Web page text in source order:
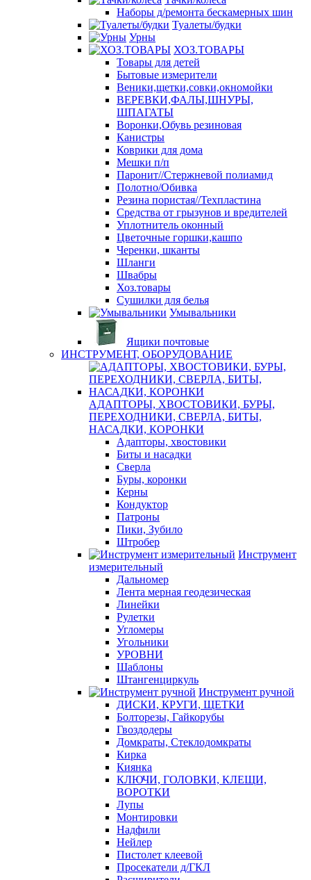
Наборы д/ремонта бескамерных шин
Туалеты/будки
Урны
ХОЗ.ТОВАРЫ
Товары для детей
Бытовые измерители
Веники,щетки,совки,окномойки
ВЕРЕВКИ,ФАЛЫ,ШНУРЫ,
ШПАГАТЫ
Воронки,Обувь резиновая
Канистры
Коврики для дома
Мешки п/п
Паронит//Стержневой полиамид
Полотно/Обивка
Резина пористая//Техпластина
Средства от грызунов и вредителей
Уплотнитель оконный
Цветочные горшки,кашпо
Черенки, шканты
Шланги
Швабры
Хоз.товары
Сушилки для белья
Умывальники
Ящики почтовые
ИНСТРУМЕНТ, ОБОРУДОВАНИЕ
АДАПТОРЫ, ХВОСТОВИКИ, БУРЫ,
ПЕРЕХОДНИКИ, СВЕРЛА, БИТЫ,
НАСАДКИ, КОРОНКИ
Адапторы, хвостовики
Биты и насадки
Сверла
Буры, коронки
Керны
Кондуктор
Патроны
Пики, Зубило
Штробер
Инструмент
измерительный
Дальномер
Лента мерная геодезическая
Линейки
Рулетки
Угломеры
Угольники
УРОВНИ
Шаблоны
Штангенциркуль
Инструмент ручной
ДИСКИ, КРУГИ, ЩЕТКИ
Болторезы, Гайкорубы
Гвоздодеры
Домкраты, Стеклодомкраты
Кирка
Киянка
КЛЮЧИ, ГОЛОВКИ, КЛЕЩИ,
ВОРОТКИ
Лупы
Монтировки
Надфили
Нейлер
Пистолет клеевой
Просекатели д/ГКЛ